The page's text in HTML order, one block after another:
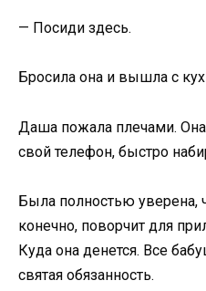
— Посиди здесь.
Бросила она и вышла с
Даша пожала плечами. Она
свой телефон, быстро
Была полностью уверена,
конечно, поворчит для
Куда она денется. Все
святая обязанность.